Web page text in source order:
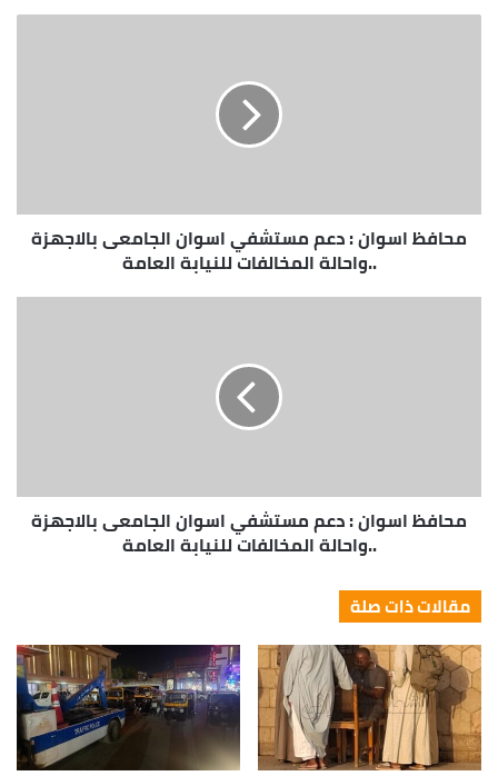
للنيابة العامة للتحقيق فيها .
محافظ اسوان : دعم مستشفي اسوان الجامعى بالاجهزة
..واحالة المخالفات للنيابة العامة
محافظ اسوان : دعم مستشفي اسوان الجامعى بالاجهزة
..واحالة المخالفات للنيابة العامة
مقالات ذات صلة